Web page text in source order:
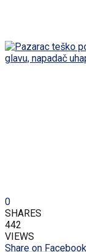
0
SHARES
442
VIEWS
Share on Facebook